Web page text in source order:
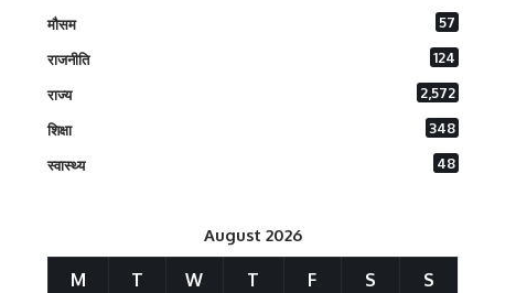
मौसम 57
राजनीति 124
राज्य 2,572
शिक्षा 348
स्वास्थ्य 48
August 2026
M T W T F S S